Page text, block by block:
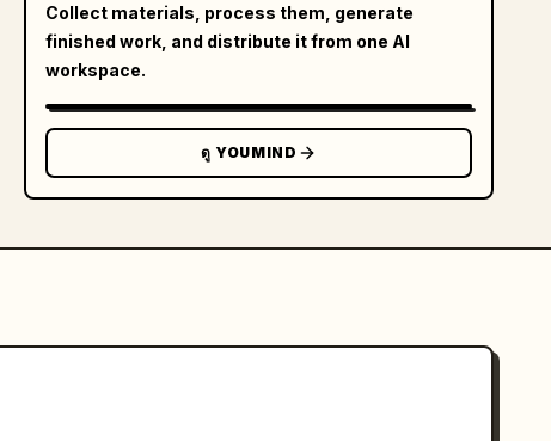
Collect materials, process them, generate
finished work, and distribute it from one AI
workspace.
ดู YOUMIND